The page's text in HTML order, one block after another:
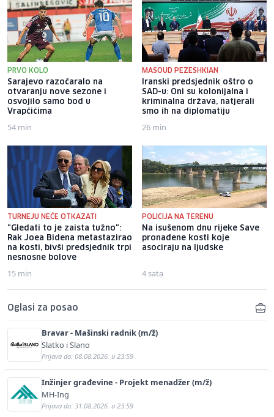
PRVO KOLO
Sarajevo razočaralo na
otvaranju nove sezone i
osvojilo samo bod u
Vrapčićima
54 min
MASOUD PEZESHKIAN
Iranski predsjednik oštro o
SAD-u: Oni su kolonijalna i
kriminalna država, natjerali
smo ih na diplomatiju
26 min
TURNEJU NEĆE OTKAZATI
"Gledati to je zaista tužno":
Rak Joea Bidena metastazirao
na kosti, bivši predsjednik trpi
nesnosne bolove
15 min
POLICIJA NA TERENU
Na isušenom dnu rijeke Save
pronađene kosti koje
asociraju na ljudske
4 sata
Oglasi za posao
Bravar - Mašinski radnik (m/ž)
Slatko i Slano
Prijava do: 08.08.2026. u 23:59
Inžinjer građevine - Projekt menadžer (m/ž)
MH-Ing
Prijava do: 31.08.2026. u 23:59